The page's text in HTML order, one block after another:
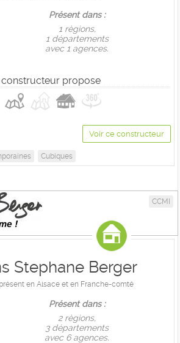
Présent dans :
1 règions,
1 départements
avec 1 agences.
constructeur propose
Voir ce constructeur
Cubiques
CCMI
Stephane Berger
en Alsace et en Franche-comté
Présent dans :
2 règions,
3 départements
avec 6 agences.